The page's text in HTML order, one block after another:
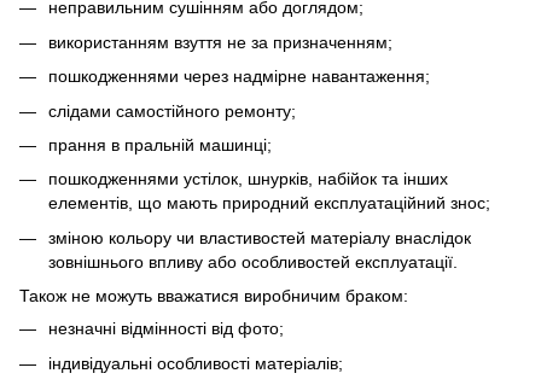
неправильним сушінням або доглядом;
використанням взуття не за призначенням;
пошкодженнями через надмірне навантаження;
слідами самостійного ремонту;
прання в пральній машинці;
пошкодженнями устілок, шнурків, набійок та інших
елементів, що мають природний експлуатаційний знос;
зміною кольору чи властивостей матеріалу внаслідок
зовнішнього впливу або особливостей експлуатації.
Також не можуть вважатися виробничим браком:
незначні відмінності від фото;
індивідуальні особливості матеріалів;